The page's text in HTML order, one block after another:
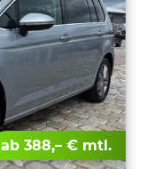
ab 388,– € mtl.